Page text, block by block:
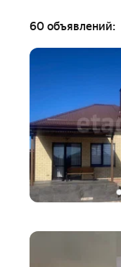
60 объявлений: